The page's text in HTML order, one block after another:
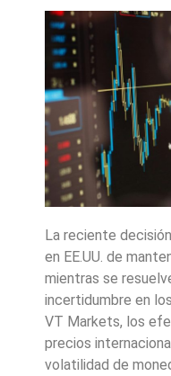
La reciente
en EE.UU. de
mientras se
incertidumbre en
VT Markets, los
precios
volatilidad de